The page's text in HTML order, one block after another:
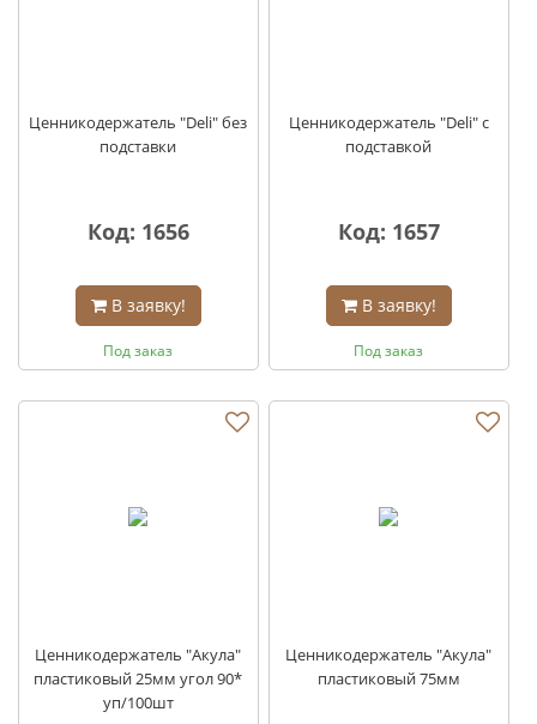
Ценникодержатель "Deli" без
подставки
Код: 1656
В заявку!
Под заказ
Ценникодержатель "Deli" с
подставкой
Код: 1657
В заявку!
Под заказ
Ценникодержатель "Акула"
пластиковый 25мм угол 90*
уп/100шт
Ценникодержатель "Акула"
пластиковый 75мм